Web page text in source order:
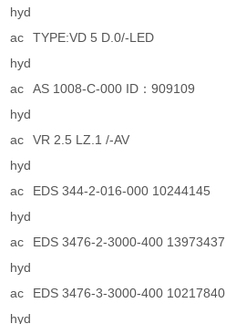
hyd
ac
TYPE:VD 5 D.0/-LED
hyd
ac
AS 1008-C-000 ID：909109
hyd
ac
VR 2.5 LZ.1 /-AV
hyd
ac
EDS 344-2-016-000 10244145
hyd
ac
EDS 3476-2-3000-400 13973437
hyd
ac
EDS 3476-3-3000-400 10217840
hyd